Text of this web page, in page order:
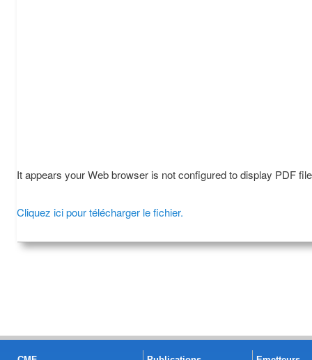
It appears your Web browser is not configured to display PDF
Cliquez ici pour télécharger le fichier.